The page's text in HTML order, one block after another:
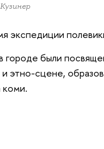
экспедиции
городе были
этно-сцене,
коми.